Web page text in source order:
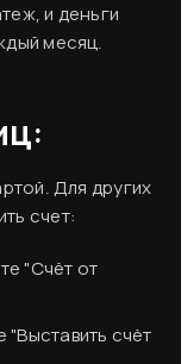
и деньги
месяц.
Для других
счет:
"Счёт от
"Выставить счёт